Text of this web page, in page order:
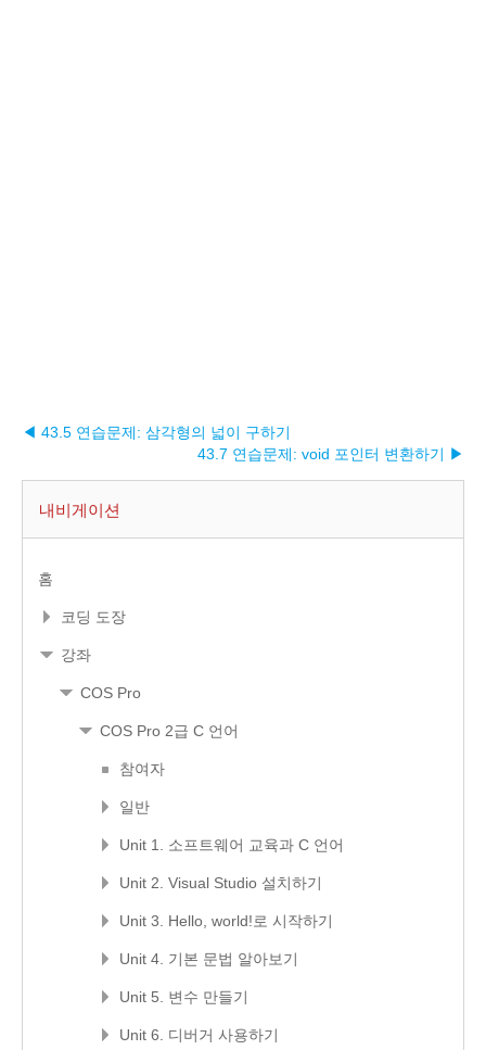
◀ 43.5 연습문제: 삼각형의 넓이 구하기
43.7 연습문제: void 포인터 변환하기 ▶︎
내비게이션
홈
코딩 도장
강좌
COS Pro
COS Pro 2급 C 언어
참여자
일반
Unit 1. 소프트웨어 교육과 C 언어
Unit 2. Visual Studio 설치하기
Unit 3. Hello, world!로 시작하기
Unit 4. 기본 문법 알아보기
Unit 5. 변수 만들기
Unit 6. 디버거 사용하기